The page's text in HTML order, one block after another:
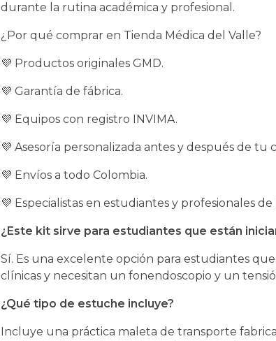
durante la rutina académica y profesional.
¿Por qué comprar en Tienda Médica del Valle?
💜 Productos originales GMD.
💜 Garantía de fábrica.
💜 Equipos con registro INVIMA.
💜 Asesoría personalizada antes y después de tu
💜 Envíos a todo Colombia.
💜 Especialistas en estudiantes y profesionales de
¿Este kit sirve para estudiantes que están
Sí. Es una excelente opción para estudiantes
clínicas y necesitan un fonendoscopio y un
¿Qué tipo de estuche incluye?
Incluye una práctica maleta de transporte